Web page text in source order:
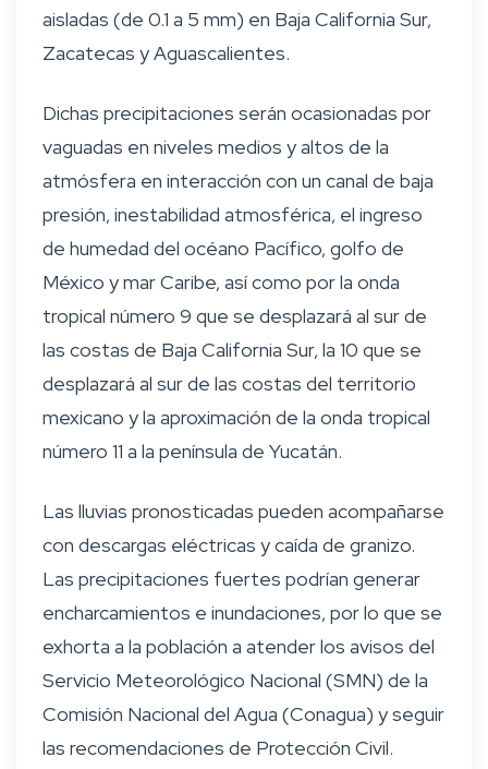
aisladas (de 0.1 a 5 mm) en Baja California Sur,
Zacatecas y Aguascalientes.
Dichas precipitaciones serán ocasionadas por
vaguadas en niveles medios y altos de la
atmósfera en interacción con un canal de baja
presión, inestabilidad atmosférica, el ingreso
de humedad del océano Pacífico, golfo de
México y mar Caribe, así como por la onda
tropical número 9 que se desplazará al sur de
las costas de Baja California Sur, la 10 que se
desplazará al sur de las costas del territorio
mexicano y la aproximación de la onda tropical
número 11 a la península de Yucatán.
Las lluvias pronosticadas pueden acompañarse
con descargas eléctricas y caída de granizo.
Las precipitaciones fuertes podrían generar
encharcamientos e inundaciones, por lo que se
exhorta a la población a atender los avisos del
Servicio Meteorológico Nacional (SMN) de la
Comisión Nacional del Agua (Conagua) y seguir
las recomendaciones de Protección Civil.